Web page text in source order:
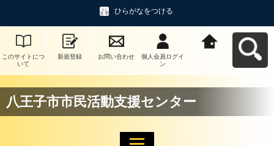
ひらがなをつける
このサイトにつ
いて
新規登録 お問い合わせ
個人会員ログイ
ン
八王子市市民活動支援センター